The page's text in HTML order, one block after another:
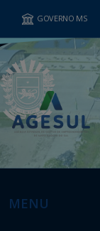
GOVERNO MS
MENU